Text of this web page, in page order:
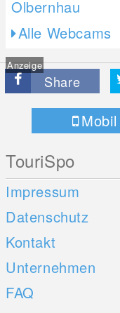
Alle Webcams
Anzeige
Share
Mobil
TouriSpo
Impressum
Datenschutz
Kontakt
Unternehmen
FAQ